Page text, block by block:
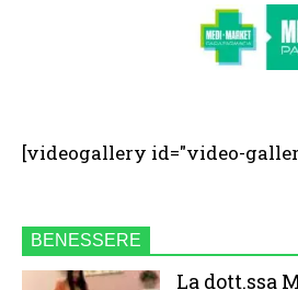
[videogallery id="video-
BENESSERE
La dott.ssa